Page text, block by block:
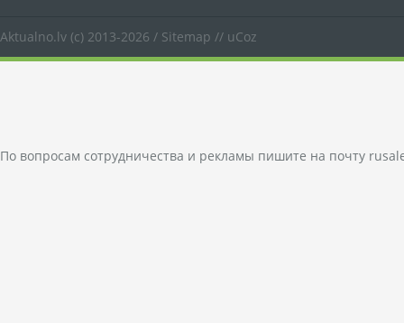
Aktualno.lv (c) 2013-2026 / Sitemap // uCoz
По вопросам сотрудничества и рекламы пишите на почту